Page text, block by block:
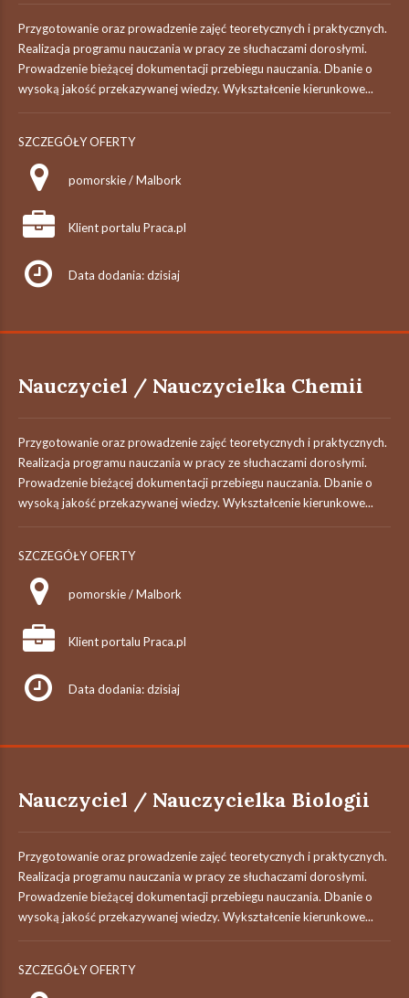
Przygotowanie oraz prowadzenie zajęć teoretycznych i praktycznych.
Realizacja programu nauczania w pracy ze słuchaczami dorosłymi.
Prowadzenie bieżącej dokumentacji przebiegu nauczania. Dbanie o
wysoką jakość przekazywanej wiedzy. Wykształcenie kierunkowe...
SZCZEGÓŁY OFERTY
pomorskie / Malbork
Klient portalu Praca.pl
Data dodania: dzisiaj
Nauczyciel / Nauczycielka Chemii
Przygotowanie oraz prowadzenie zajęć teoretycznych i praktycznych.
Realizacja programu nauczania w pracy ze słuchaczami dorosłymi.
Prowadzenie bieżącej dokumentacji przebiegu nauczania. Dbanie o
wysoką jakość przekazywanej wiedzy. Wykształcenie kierunkowe...
SZCZEGÓŁY OFERTY
pomorskie / Malbork
Klient portalu Praca.pl
Data dodania: dzisiaj
Nauczyciel / Nauczycielka Biologii
Przygotowanie oraz prowadzenie zajęć teoretycznych i praktycznych.
Realizacja programu nauczania w pracy ze słuchaczami dorosłymi.
Prowadzenie bieżącej dokumentacji przebiegu nauczania. Dbanie o
wysoką jakość przekazywanej wiedzy. Wykształcenie kierunkowe...
SZCZEGÓŁY OFERTY